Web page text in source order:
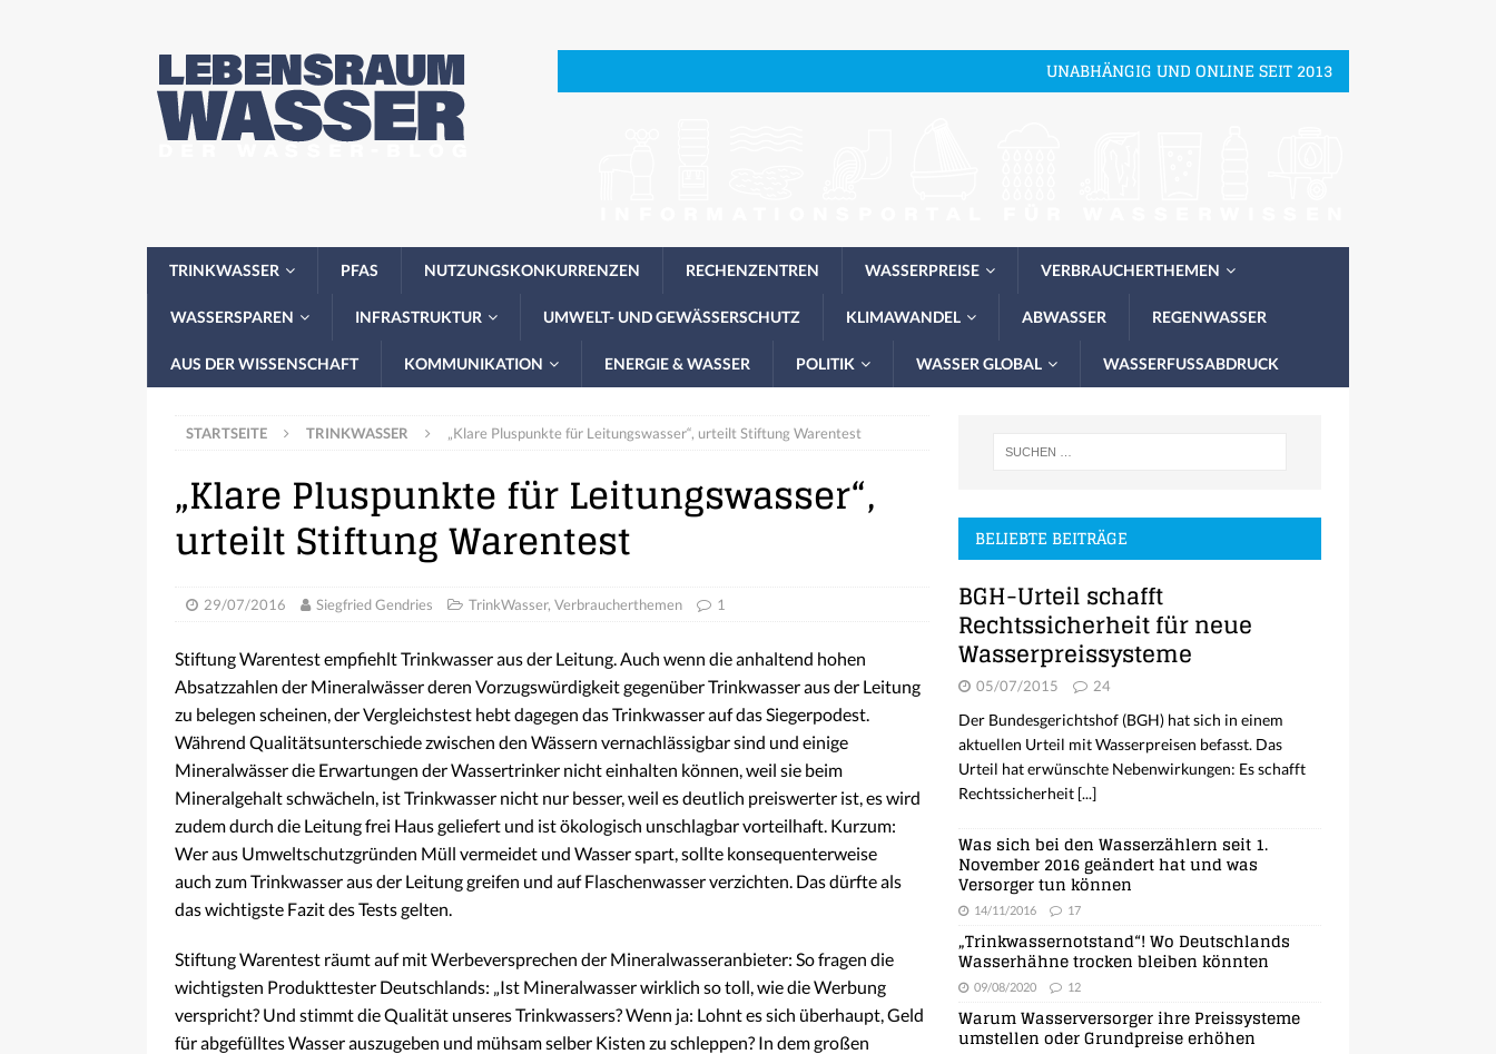
UNABHÄNGIG UND ONLINE SEIT 2013
TRINKWASSER PFAS NUTZUNGSKONKURRENZEN RECHENZENTREN WASSERPREISE VERBRAUCHERTHEMEN
WASSERSPAREN INFRASTRUKTUR UMWELT- UND GEWÄSSERSCHUTZ KLIMAWANDEL ABWASSER REGENWASSER
AUS DER WISSENSCHAFT KOMMUNIKATION ENERGIE & WASSER POLITIK WASSER GLOBAL WASSERFUSSABDRUCK
STARTSEITE TRINKWASSER „Klare Pluspunkte für Leitungswasser“, urteilt Stiftung Warentest
„Klare Pluspunkte für Leitungswasser“,
urteilt Stiftung Warentest
29/07/2016 Siegfried Gendries TrinkWasser, Verbraucherthemen 1
Stiftung Warentest empfiehlt Trinkwasser aus der Leitung. Auch wenn die anhaltend hohen
Absatzzahlen der Mineralwässer deren Vorzugswürdigkeit gegenüber Trinkwasser aus der Leitung
zu belegen scheinen, der Vergleichstest hebt dagegen das Trinkwasser auf das Siegerpodest.
Während Qualitätsunterschiede zwischen den Wässern vernachlässigbar sind und einige
Mineralwässer die Erwartungen der Wassertrinker nicht einhalten können, weil sie beim
Mineralgehalt schwächeln, ist Trinkwasser nicht nur besser, weil es deutlich preiswerter ist, es wird
zudem durch die Leitung frei Haus geliefert und ist ökologisch unschlagbar vorteilhaft. Kurzum:
Wer aus Umweltschutzgründen Müll vermeidet und Wasser spart, sollte konsequenterweise
auch zum Trinkwasser aus der Leitung greifen und auf Flaschenwasser verzichten. Das dürfte als
das wichtigste Fazit des Tests gelten.
Stiftung Warentest räumt auf mit Werbeversprechen der Mineralwasseranbieter: So fragen die
wichtigsten Produkttester Deutschlands: „Ist Mineral­wasser wirk­lich so toll, wie die Werbung
verspricht? Und stimmt die Qualität unseres Trink­wassers? Wenn ja: Lohnt es sich über­haupt, Geld
für abge­fülltes Wasser auszugeben und mühsam selber Kisten zu schleppen? In dem großen
BELIEBTE BEITRÄGE
BGH-Urteil schafft
Rechtssicherheit für neue
Wasserpreissysteme
05/07/2015 24
Der Bundesgerichtshof (BGH) hat sich in einem
aktuellen Urteil mit Wasserpreisen befasst. Das
Urteil hat erwünschte Nebenwirkungen: Es schafft
Rechtssicherheit [...]
Was sich bei den Wasserzählern seit 1.
November 2016 geändert hat und was
Versorger tun können
14/11/2016 17
„Trinkwassernotstand“! Wo Deutschlands
Wasserhähne trocken bleiben könnten
09/08/2020 12
Warum Wasserversorger ihre Preissysteme
umstellen oder Grundpreise erhöhen